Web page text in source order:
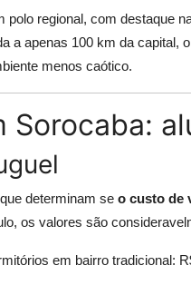
polo regional, com destaque
a apenas 100 km da
menos caótico.
Sorocaba:
determinam se o custo de
os valores são
em bairro tradicional: